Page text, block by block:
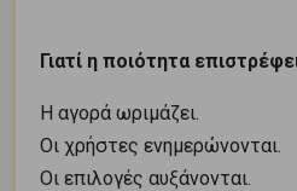
Γιατί η ποιότητα
Η αγορά ωριμάζει.
Οι χρήστες ενημερώνονται.
Οι επιλογές αυξάνονται.